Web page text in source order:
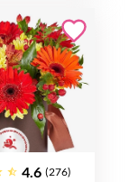
4.6 (276)